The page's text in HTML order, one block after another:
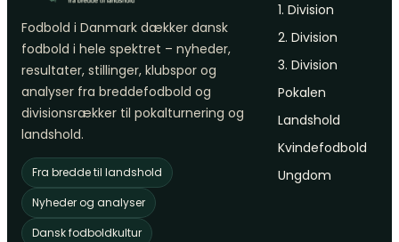
Fodbold i Danmark dækker dansk
fodbold i hele spektret – nyheder,
resultater, stillinger, klubspor og
analyser fra breddefodbold og
divisionsrækker til pokalturnering og
landshold.
Fra bredde til landshold
Nyheder og analyser
Dansk fodboldkultur
1. Division
2. Division
3. Division
Pokalen
Landshold
Kvindefodbold
Ungdom